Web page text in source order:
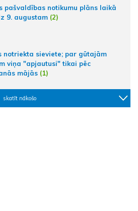
pašvaldības notikumu plāns laikā
9. augustam (2)
notriekta sieviete; par gūtajām
viņa "apjautusi" tikai pēc
mājās (1)
skatīt nākošo